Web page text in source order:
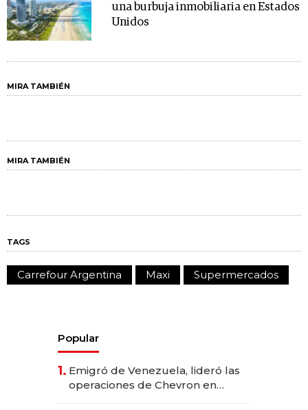
una burbuja inmobiliaria en Estados
Unidos
MIRA TAMBIÉN
MIRA TAMBIÉN
TAGS
Carrefour Argentina Maxi Supermercados
Popular
1. Emigró de Venezuela, lideró las
operaciones de Chevron en